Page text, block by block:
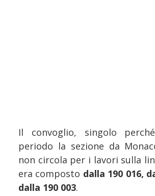
Il convoglio, singolo
periodo la sezione da
non circola per i lavori sulla
era composto dalla 190 016,
dalla 190 003.